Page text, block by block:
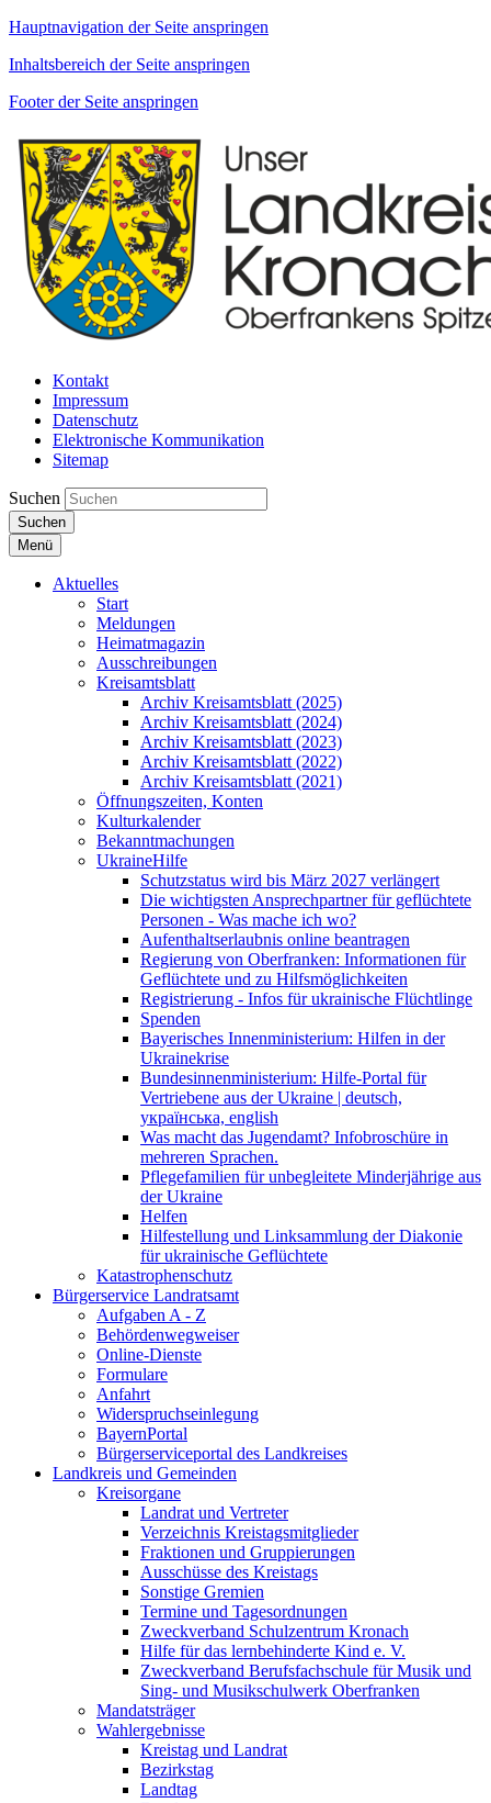
Hauptnavigation der Seite anspringen
Inhaltsbereich der Seite anspringen
Footer der Seite anspringen
Kontakt
Impressum
Datenschutz
Elektronische Kommunikation
Sitemap
Suchen
Suchen
Menü
Aktuelles
Start
Meldungen
Heimatmagazin
Ausschreibungen
Kreisamtsblatt
Archiv Kreisamtsblatt (2025)
Archiv Kreisamtsblatt (2024)
Archiv Kreisamtsblatt (2023)
Archiv Kreisamtsblatt (2022)
Archiv Kreisamtsblatt (2021)
Öffnungszeiten, Konten
Kulturkalender
Bekanntmachungen
UkraineHilfe
Schutzstatus wird bis März 2027 verlängert
Die wichtigsten Ansprechpartner für geflüchtete
Personen - Was mache ich wo?
Aufenthaltserlaubnis online beantragen
Regierung von Oberfranken: Informationen für
Geflüchtete und zu Hilfsmöglichkeiten
Registrierung - Infos für ukrainische Flüchtlinge
Spenden
Bayerisches Innenministerium: Hilfen in der
Ukrainekrise
Bundesinnenministerium: Hilfe-Portal für
Vertriebene aus der Ukraine | deutsch,
українська, english
Was macht das Jugendamt? Infobroschüre in
mehreren Sprachen.
Pflegefamilien für unbegleitete Minderjährige aus
der Ukraine
Helfen
Hilfestellung und Linksammlung der Diakonie
für ukrainische Geflüchtete
Katastrophenschutz
Bürgerservice Landratsamt
Aufgaben A - Z
Behördenwegweiser
Online-Dienste
Formulare
Anfahrt
Widerspruchseinlegung
BayernPortal
Bürgerserviceportal des Landkreises
Landkreis und Gemeinden
Kreisorgane
Landrat und Vertreter
Verzeichnis Kreistagsmitglieder
Fraktionen und Gruppierungen
Ausschüsse des Kreistags
Sonstige Gremien
Termine und Tagesordnungen
Zweckverband Schulzentrum Kronach
Hilfe für das lernbehinderte Kind e. V.
Zweckverband Berufsfachschule für Musik und
Sing- und Musikschulwerk Oberfranken
Mandatsträger
Wahlergebnisse
Kreistag und Landrat
Bezirkstag
Landtag